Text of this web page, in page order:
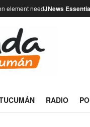
element needJNews
RADIO